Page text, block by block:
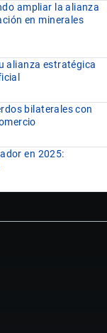
ampliar la alianza
en minerales
alianza estratégica
bilaterales con
en 2025: